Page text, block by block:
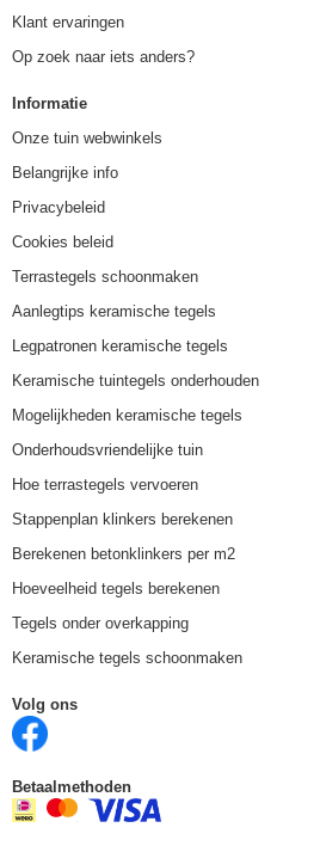
Klant ervaringen
Op zoek naar iets anders?
Informatie
Onze tuin webwinkels
Belangrijke info
Privacybeleid
Cookies beleid
Terrastegels schoonmaken
Aanlegtips keramische tegels
Legpatronen keramische tegels
Keramische tuintegels onderhouden
Mogelijkheden keramische tegels
Onderhoudsvriendelijke tuin
Hoe terrastegels vervoeren
Stappenplan klinkers berekenen
Berekenen betonklinkers per m2
Hoeveelheid tegels berekenen
Tegels onder overkapping
Keramische tegels schoonmaken
Volg ons
Betaalmethoden